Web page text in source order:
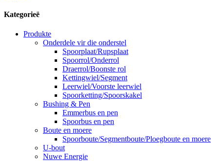
Kategorieë
Produkte
Onderdele vir die onderstel
Spoorplaat/Rupsplaat
Spoorrol/Onderrol
Draerrol/Boonste rol
Kettingwiel/Segment
Leerwiel/Voorste leerwiel
Spoorketting/Spoorskakel
Bushing & Pen
Emmerbus en pen
Spoorbus en pen
Boute en moere
Spoorboute/Segmentboute/Ploegboute en moere
U-bout
Nuwe Energie